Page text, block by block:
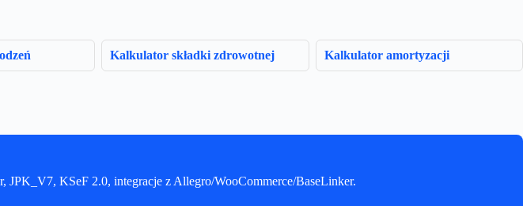
Kalkulator składki zdrowotnej Kalkulator amortyzacji
KSeF 2.0, integracje z Allegro/WooCommerce/BaseLinker.